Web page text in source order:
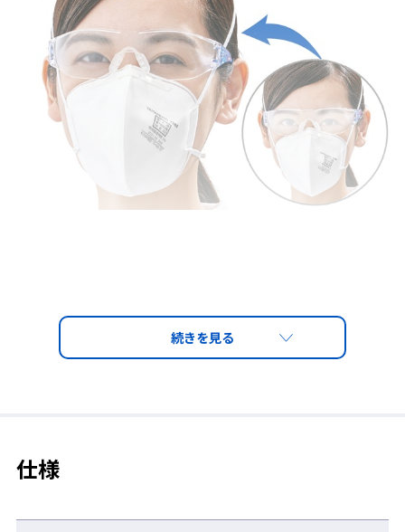
レンズ全体に吹きかけやすいスプレータイプ。
1日1回の塗布でくもり止め効果が
持続します。(※1)
ラスなどさまざまなコーティング面や基材に塗布可能。(※2)
●レンズクリーナー効果あり
仕様